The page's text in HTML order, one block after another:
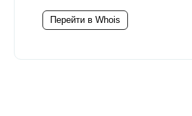
Перейти в Whois